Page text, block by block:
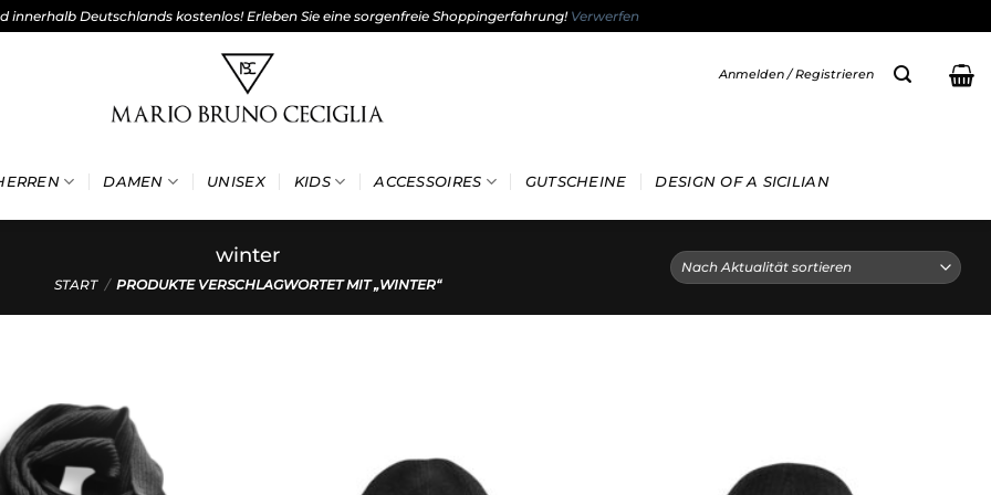
innerhalb Deutschlands kostenlos! Erleben Sie eine sorgenfreie Shoppingerfahrung! Verwerfen
Anmelden / Registrieren
DAMEN UNISEX KIDS ACCESSOIRES GUTSCHEINE DESIGN OF A SICILIAN
winter
START / PRODUKTE VERSCHLAGWORTET MIT „WINTER“